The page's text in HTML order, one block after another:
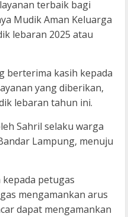
terbaik bagi
Mudik Aman Keluarga
lebaran 2025 atau
berterima kasih kepada
yang diberikan,
lebaran tahun ini.
Sahril selaku warga
Lampung, menuju
petugas
mengamankan arus
dapat mengamankan